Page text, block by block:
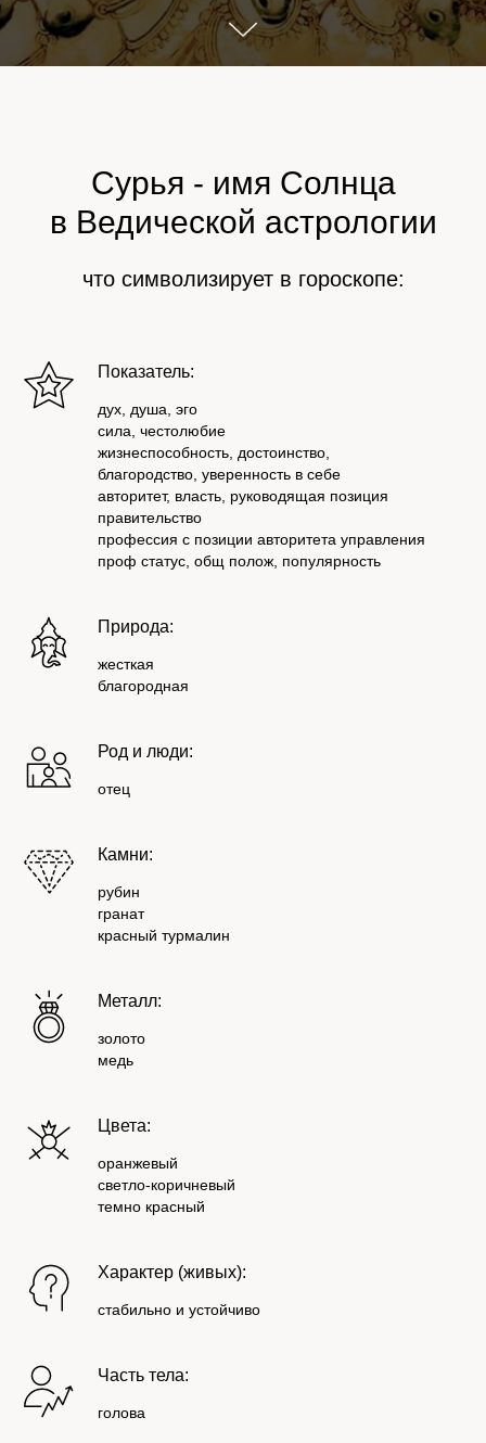
Сурья - имя Солнца
в Ведической астрологии
что символизирует в гороскопе:
Показатель:
дух, душа, эго
сила, честолюбие
жизнеспособность, достоинство,
благородство, уверенность в себе
авторитет, власть, руководящая позиция
правительство
профессия с позиции авторитета управления
проф статус, общ полож, популярность
Природа:
жесткая
благородная
Род и люди:
отец
Камни:
рубин
гранат
красный турмалин
Металл:
золото
медь
Цвета:
оранжевый
светло-коричневый
темно красный
Характер (живых):
стабильно и устойчиво
Часть тела:
голова